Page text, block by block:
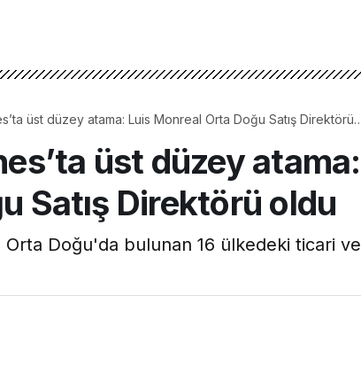
üst düzey atama: Luis Monreal Orta Doğu Satış Direktörü
üst düzey atama:
Satış Direktörü oldu
Orta Doğu'da bulunan 16 ülkedeki ticari ve